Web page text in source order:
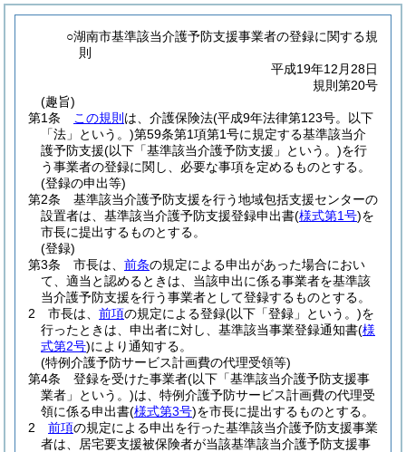
○湖南市基準該当介護予防支援事業者の登録に関する規
則
平成19年12月28日
規則第20号
(趣旨)
第1条
この規則 は、介護保険法(平成9年法律第123号。以下
「法」という。)第59条第1項第1号に規定する基準該当介
護予防支援(以下「基準該当介護予防支援」という。)を行
う事業者の登録に関し、必要な事項を定めるものとする。
(登録の申出等)
第2条
基準該当介護予防支援を行う地域包括支援センターの
設置者は、基準該当介護予防支援登録申出書(様式第1号)を
市長に提出するものとする。
(登録)
第3条
市長は、 前条の規定による申出があった場合におい
て、適当と認めるときは、当該申出に係る事業者を基準該
当介護予防支援を行う事業者として登録するものとする。
2
市長は、 前項の規定による登録(以下「登録」という。)を
行ったときは、申出者に対し、基準該当事業登録通知書(様
式第2号)により通知する。
(特例介護予防サービス計画費の代理受領等)
第4条
登録を受けた事業者(以下「基準該当介護予防支援事
業者」という。)は、特例介護予防サービス計画費の代理受
領に係る申出書(様式第3号)を市長に提出するものとする。
2
前項の規定による申出を行った基準該当介護予防支援事業
者は、居宅要支援被保険者が当該基準該当介護予防支援事